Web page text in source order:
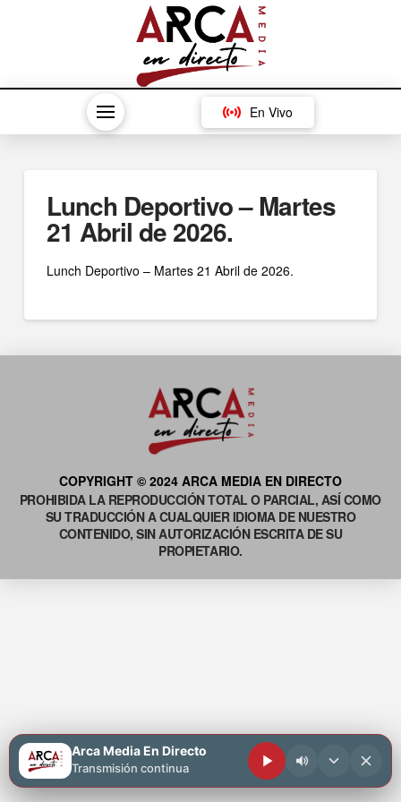
En Vivo
Lunch Deportivo – Martes
21 Abril de 2026.
Lunch Deportivo – Martes 21 Abril de 2026.
COPYRIGHT © 2024 ARCA MEDIA EN DIRECTO
PROHIBIDA LA REPRODUCCIÓN TOTAL O PARCIAL, ASÍ COMO
SU TRADUCCIÓN A CUALQUIER IDIOMA DE NUESTRO
CONTENIDO, SIN AUTORIZACIÓN ESCRITA DE SU
PROPIETARIO.
Arca Media En Directo
Transmisión continua